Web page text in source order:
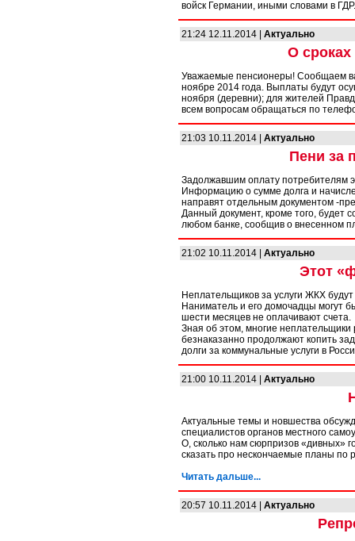
войск Германии, иными словами в
21:24 12.11.2014 | Актуально
О
Уважаемые пенсионеры! Сообщаем
ноябре 2014 года. Выплаты будут
ноября (деревни); для жителей
всем вопросам обращаться по
21:03 10.11.2014 | Актуально
Пени за
Задолжавшим оплату потребителям
Информацию о сумме долга и
направят отдельным документом -
Данный документ, кроме того, будет
любом банке, сообщив о внесенном
21:02 10.11.2014 | Актуально
Этот
Неплательщиков за услуги ЖКХ
Наниматель и его домочадцы могут
шести месяцев не оплачивают счета.
Зная об этом, многие неплательщики
безнаказанно продолжают копить
долги за коммунальные услуги в
21:00 10.11.2014 | Актуально
Актуальные темы и новшества
специалистов органов местного
О, сколько нам сюрпризов «дивных»
сказать про нескончаемые планы
Читать дальше...
20:57 10.11.2014 | Актуально